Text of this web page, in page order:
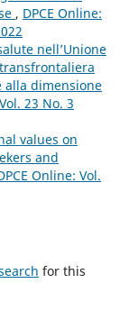
, DPCE Online:
nell’Unione
alla dimensione
23 No. 3
values on
and
Online: Vol.
for this